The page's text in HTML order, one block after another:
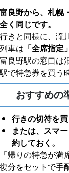
富良野から、札幌
全く同じです。
行きと同様に、滝
列車は 「全席指定」
富良野駅の窓口は
駅で特急券を買う
おすすめの
行きの切符を
または、スマ
約しておく。
「帰りの特急が
復分をセットで手